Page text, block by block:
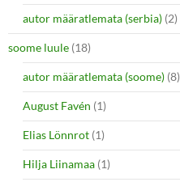
autor määratlemata (serbia) (2)
soome luule (18)
autor määratlemata (soome) (8)
August Favén (1)
Elias Lönnrot (1)
Hilja Liinamaa (1)